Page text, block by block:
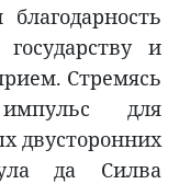
и
Стремясь
для
двусторонних
да Силва